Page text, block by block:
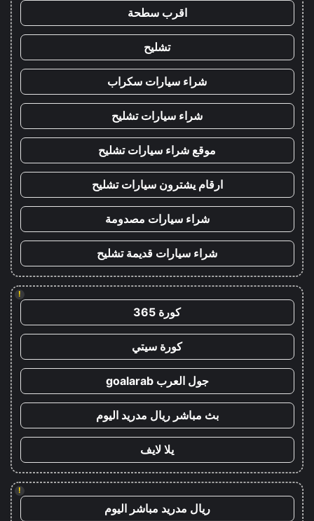
اقرب سطحة
تشليح
شراء سيارات سكراب
شراء سيارات تشليح
موقع شراء سيارات تشليح
ارقام يشترون سيارات تشليح
شراء سيارات مصدومة
شراء سيارات قديمة تشليح
!
كورة 365
كورة سيتي
جول العرب goalarab
بث مباشر ريال مدريد اليوم
يلا لايف
!
ريال مدريد مباشر اليوم